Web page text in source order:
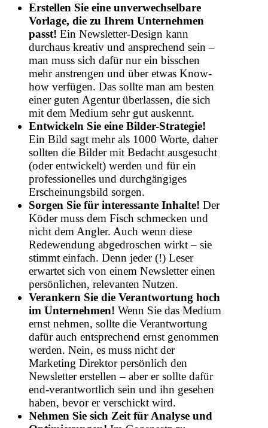
Erstellen Sie eine unverwechselbare
Vorlage, die zu Ihrem Unternehmen
passt! Ein Newsletter-Design kann
durchaus kreativ und ansprechend sein –
man muss sich dafür nur ein bisschen
mehr anstrengen und über etwas Know-
how verfügen. Das sollte man am besten
einer guten Agentur überlassen, die sich
mit dem Medium sehr gut auskennt.
Entwickeln Sie eine Bilder-Strategie!
Ein Bild sagt mehr als 1000 Worte, daher
sollten die Bilder mit Bedacht ausgesucht
(oder entwickelt) werden und für ein
professionelles und durchgängiges
Erscheinungsbild sorgen.
Sorgen Sie für interessante Inhalte! Der
Köder muss dem Fisch schmecken und
nicht dem Angler. Auch wenn diese
Redewendung abgedroschen wirkt – sie
stimmt einfach. Denn jeder (!) Leser
erwartet sich von einem Newsletter einen
persönlichen, relevanten Nutzen.
Verankern Sie die Verantwortung hoch
im Unternehmen! Wenn Sie das Medium
ernst nehmen, sollte die Verantwortung
dafür auch entsprechend ernst genommen
werden. Nein, es muss nicht der
Marketing Direktor persönlich den
Newsletter erstellen – aber er sollte dafür
end-verantwortlich sein und ihn gesehen
haben, bevor er verschickt wird.
Nehmen Sie sich Zeit für Analyse und